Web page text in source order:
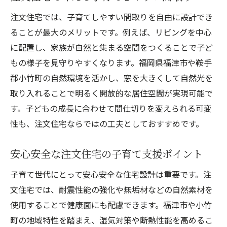
注文住宅では、子育てしやすい間取りを自由に設計でき
ることが最大のメリットです。例えば、リビングを中心
に配置し、家族が自然と集まる空間をつくることで子ど
もの様子を見守りやすくなります。福岡県福津市や鞍手
郡小竹町の自然環境を活かし、窓を大きくして自然光を
取り入れることで明るく開放的な居住空間が実現可能で
す。子どもの成長に合わせて間仕切りを変えられる可変
性も、注文住宅ならではの工夫としておすすめです。
安心安全な注文住宅の子育て支援ポイント
子育て世代にとって安心安全な住宅設計は重要です。注
文住宅では、耐震性能の強化や無垢材などの自然素材を
使用することで健康面にも配慮できます。福津市や小竹
町の地域特性を踏まえ、湿気対策や断熱性能を高めるこ